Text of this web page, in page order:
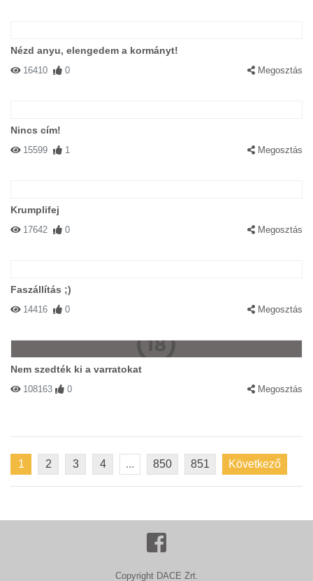
Nézd anyu, elengedem a kormányt!
16410 0 Megosztás
Nincs cím!
15599 1 Megosztás
Krumplifej
17642 0 Megosztás
Faszállítás ;)
14416 0 Megosztás
Nem szedték ki a varratokat
108163 0 Megosztás
1 2 3 4 ... 850 851 Következő
Copyright DACE Zrt.